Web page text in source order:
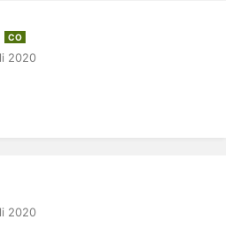
CO
2020
2020